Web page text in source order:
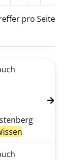
pro Seite
Westen
anzeigen